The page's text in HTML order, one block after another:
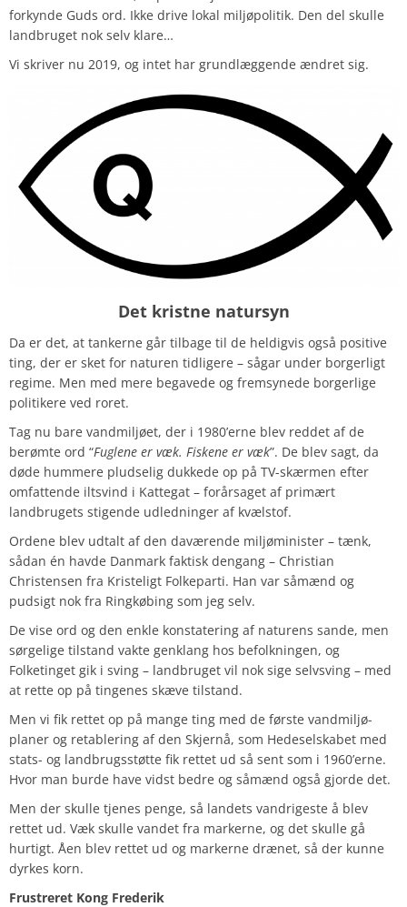
forkynde Guds ord. Ikke drive lokal miljøpolitik. Den del skulle
landbruget nok selv klare…
Vi skriver nu 2019, og intet har grundlæggende ændret sig.
Det kristne natursyn
Da er det, at tankerne går tilbage til de heldigvis også positive
ting, der er sket for naturen tidligere – sågar under borgerligt
regime. Men med mere begavede og fremsynede borgerlige
politikere ved roret.
Tag nu bare vandmiljøet, der i 1980’erne blev reddet af de
berømte ord “Fuglene er væk. Fiskene er væk”. De blev sagt, da
døde hummere pludselig dukkede op på TV-skærmen efter
omfattende iltsvind i Kattegat – forårsaget af primært
landbrugets stigende udledninger af kvælstof.
Ordene blev udtalt af den daværende miljøminister – tænk,
sådan én havde Danmark faktisk dengang – Christian
Christensen fra Kristeligt Folkeparti. Han var såmænd og
pudsigt nok fra Ringkøbing som jeg selv.
De vise ord og den enkle konstatering af naturens sande, men
sørgelige tilstand vakte genklang hos befolkningen, og
Folketinget gik i sving – landbruget vil nok sige selvsving – med
at rette op på tingenes skæve tilstand.
Men vi fik rettet op på mange ting med de første vandmiljø-
planer og retablering af den Skjernå, som Hedeselskabet med
stats- og landbrugsstøtte fik rettet ud så sent som i 1960’erne.
Hvor man burde have vidst bedre og såmænd også gjorde det.
Men der skulle tjenes penge, så landets vandrigeste å blev
rettet ud. Væk skulle vandet fra markerne, og det skulle gå
hurtigt. Åen blev rettet ud og markerne drænet, så der kunne
dyrkes korn.
Frustreret Kong Frederik